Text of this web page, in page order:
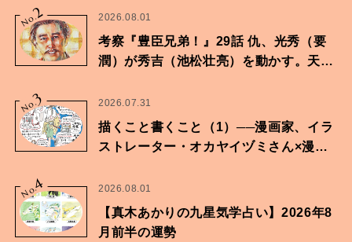
No.2 2026.08.01
考察『豊臣兄弟！』29話 仇、光秀（要
潤）が秀吉（池松壮亮）を動かす。天下
No.3 2026.07.31
描くこと書くこと（1）──漫画家、イラ
ストレーター・オカヤイヅミさん×漫画
No.4 2026.08.01
【真木あかりの九星気学占い】2026年8
月前半の運勢